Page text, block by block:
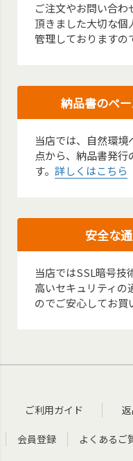
ご注文やお問い合わ
頂きました大切な個
管理しておりますの
納品書のペ
当店では、自然環
点から、納品書発行
す。詳しくはこちら
安全な
当店ではSSL暗号技
高いセキュリティの
のでご安心してお買
ご利用ガイド
会員登録 よくあるご